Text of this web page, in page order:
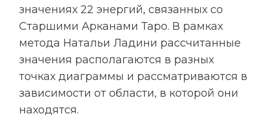
значениях 22 энергий, связанных со
Старшими Арканами Таро. В рамках
метода Натальи Ладини рассчитанные
значения располагаются в разных
точках диаграммы и рассматриваются в
зависимости от области, в которой они
находятся.